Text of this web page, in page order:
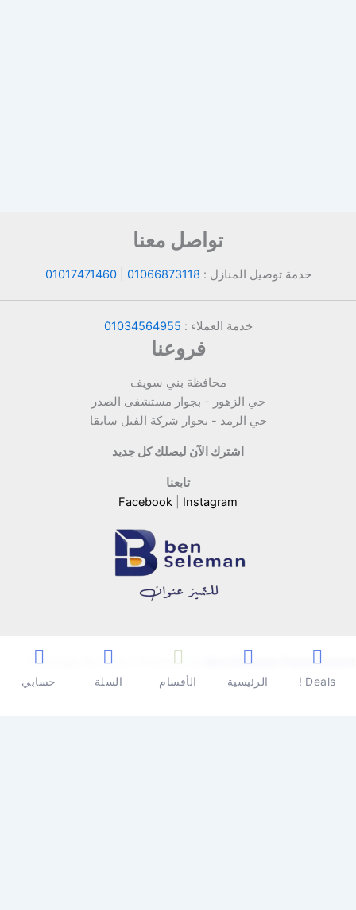
تواصل معنا
خدمة توصيل المنازل : 01066873118
|
01017471460
خدمة العملاء : 01034564955
فروعنا
محافظة بني سويف
حي الزهور - بجوار مستشفى الصدر
حي الرمد - بجوار شركة الفيل سابقا
اشترك الآن ليصلك كل جديد
تابعنا
Facebook
Instagram
Copyright © 2026 | Powered by Ben Seleman Hypermarket
Deals ! الرئيسية الأقسام السلة حسابي